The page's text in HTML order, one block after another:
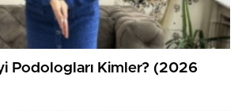
Podologları Kimler? (2026